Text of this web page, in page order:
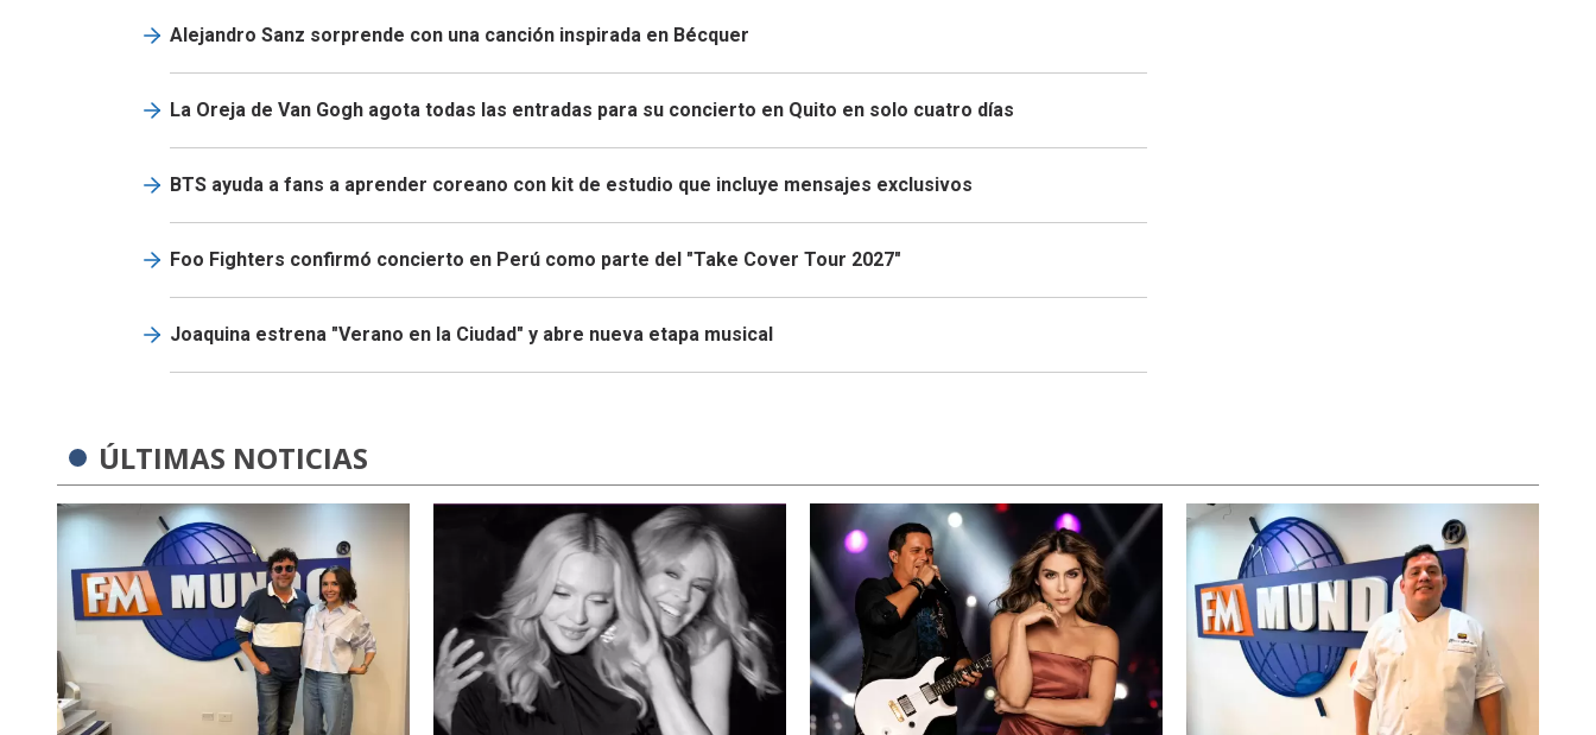
Alejandro Sanz sorprende con una canción inspirada en Bécquer
La Oreja de Van Gogh agota todas las entradas para su concierto en Quito en solo cuatro días
BTS ayuda a fans a aprender coreano con kit de estudio que incluye mensajes exclusivos
Foo Fighters confirmó concierto en Perú como parte del "Take Cover Tour 2027"
Joaquina estrena "Verano en la Ciudad" y abre nueva etapa musical
ÚLTIMAS NOTICIAS